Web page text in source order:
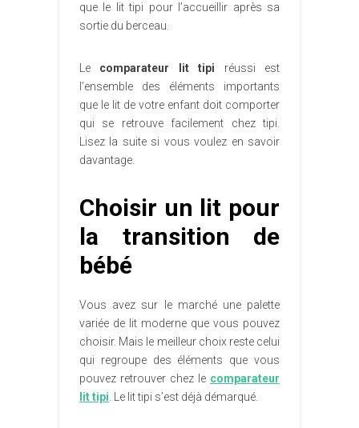
que le lit tipi pour l’accueillir après sa
sortie du berceau.
Le comparateur lit tipi réussi est
l’ensemble des éléments importants
que le lit de votre enfant doit comporter
qui se retrouve facilement chez tipi.
Lisez la suite si vous voulez en savoir
davantage.
Choisir un lit pour
la transition de
bébé
Vous avez sur le marché une palette
variée de lit moderne que vous pouvez
choisir. Mais le meilleur choix reste celui
qui regroupe des éléments que vous
pouvez retrouver chez le comparateur
lit tipi. Le lit tipi s’est déjà démarqué.